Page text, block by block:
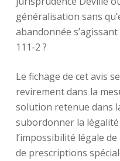
généralisation sans
abandonnée s’agissant
111-2 ?
Le fichage de cet avis
revirement dans la
solution retenue dans
subordonner la légalité
l’impossibilité légale
de prescriptions